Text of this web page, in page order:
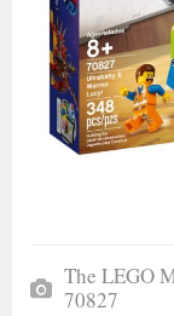
The LEGO
70827